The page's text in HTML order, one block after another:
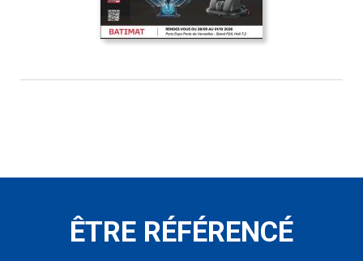
ÊTRE RÉFÉRENCÉ